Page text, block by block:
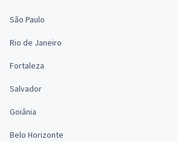
São Paulo
Rio de Janeiro
Fortaleza
Salvador
Goiânia
Belo Horizonte